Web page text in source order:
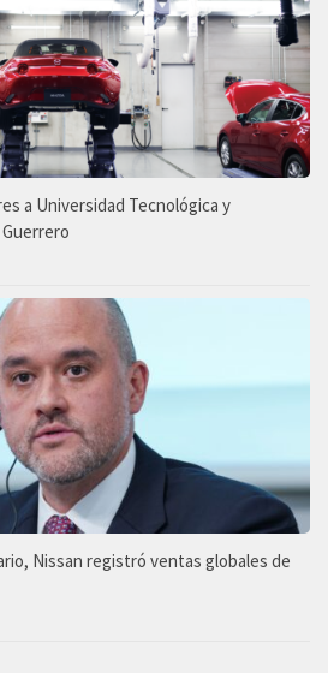
a Universidad Tecnológica y
Nissan registró ventas globales de